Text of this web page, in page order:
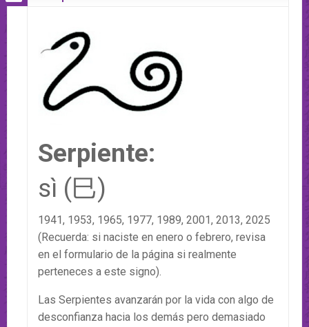
Serpiente:
sì (巳)
1941, 1953, 1965, 1977, 1989, 2001, 2013, 2025
(Recuerda: si naciste en enero o febrero, revisa
en el formulario de la página si realmente
perteneces a este signo).
Las Serpientes avanzarán por la vida con algo de
desconfianza hacia los demás pero demasiado